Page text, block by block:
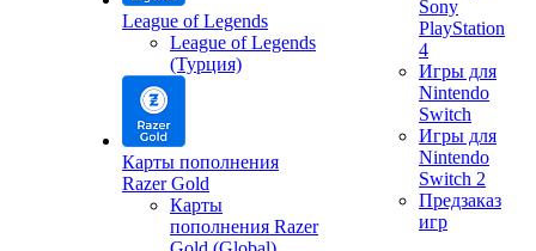
League of Legends
League of Legends
(Турция)
Карты пополнения
Razer Gold
Карты
пополнения Razer
Sony
PlayStation
4
Игры для
Nintendo
Switch
Игры для
Nintendo
Switch 2
Предзаказ
игр